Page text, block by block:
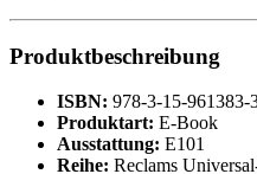
Produktbeschreibung
ISBN: 978-3-15-961383-
Produktart: E-Book
Ausstattung: E101
Reihe: Reclams